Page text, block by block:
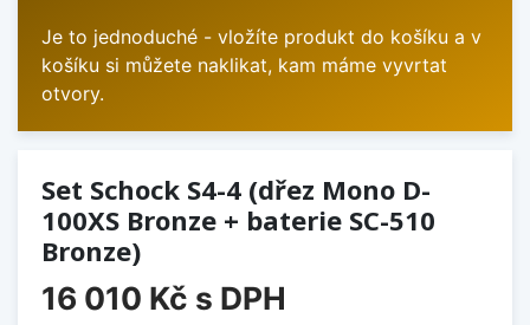
Je to jednoduché - vložíte produkt do košíku a v
košíku si můžete naklikat, kam máme vyvrtat
otvory.
Set Schock S4-4 (dřez Mono D-
100XS Bronze + baterie SC-510
Bronze)
16 010 Kč s DPH